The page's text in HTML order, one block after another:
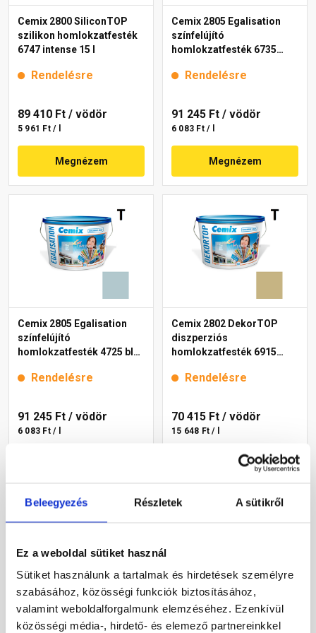
Beleegyezés Részletek A sütikről
Ez a weboldal sütiket használ
Sütiket használunk a tartalmak és hirdetések személyre
szabásához, közösségi funkciók biztosításához,
valamint weboldalforgalmunk elemzéséhez. Ezenkívül
közösségi média-, hirdető- és elemező partnereinkkel
Cemix 2800 SiliconTOP
szilikon homlokzatfesték
6747 intense 15 l
Rendelésre
89 410 Ft / vödör
5 961 Ft / l
Megnézem
Cemix 2805 Egalisation
színfelújító
homlokzatfesték 6735
Rendelésre
91 245 Ft / vödör
6 083 Ft / l
Megnézem
Cemix 2805 Egalisation
színfelújító
homlokzatfesték 4725 blue
Rendelésre
91 245 Ft / vödör
6 083 Ft / l
Cemix 2802 DekorTOP
diszperziós
homlokzatfesték 6915
Rendelésre
70 415 Ft / vödör
15 648 Ft / l
Megnézem
Cemix 2802 DekorTOP Cemix 2802 DekorTOP